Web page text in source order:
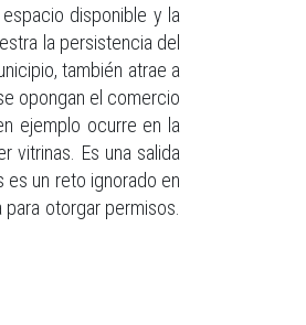
disponible y la
la persistencia del
también atrae a
opongan el comercio
ejemplo ocurre en la
vitrinas. Es una salida
es un reto ignorado en
otorgar permisos.